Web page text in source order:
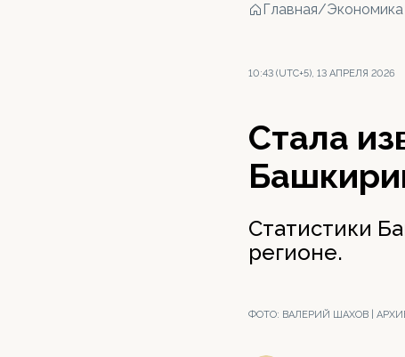
Главная/Экономика
10:43 (UTC+5), 13 АПРЕЛЯ 2026
Стала
Статистики
регионе.
ФОТО: ВАЛЕРИЙ ШАХОВ |